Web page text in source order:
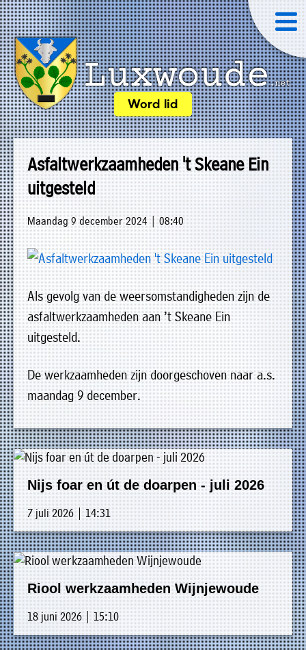
Word lid
Asfaltwerkzaamheden 't Skeane Ein
uitgesteld
Maandag 9 december 2024 | 08:40
Als gevolg van de weersomstandigheden zijn de
asfaltwerkzaamheden aan ’t Skeane Ein
uitgesteld.
De werkzaamheden zijn doorgeschoven naar a.s.
maandag 9 december.
Nijs foar en út de doarpen - juli 2026
7 juli 2026 | 14:31
Riool werkzaamheden Wijnjewoude
18 juni 2026 | 15:10
»
Home
»
Welkom
»
Nieuws
»
Agenda
»
Verenigingen
»
Bedrijven
»
Plaatselijk
belang
»
Informatie
lidmaatschap
»
't
Trefpunt
»
Foto's
»
Historische
Luxwoude.net
website@luxwoude.net
Plaatselijk
belang
Op
dit
moment
bestaat
het
bestuur
uit
de
volgende
personen:
Voorzitter
vacant
Secretaris
Michiel
Modderman
Penningmeester
vacant
Algemeen
lid
Anco
Hoen
Algemeen
lid
Ids
de
Haan